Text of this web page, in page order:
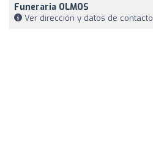
Funeraria OLMOS
Ver dirección y datos de contacto